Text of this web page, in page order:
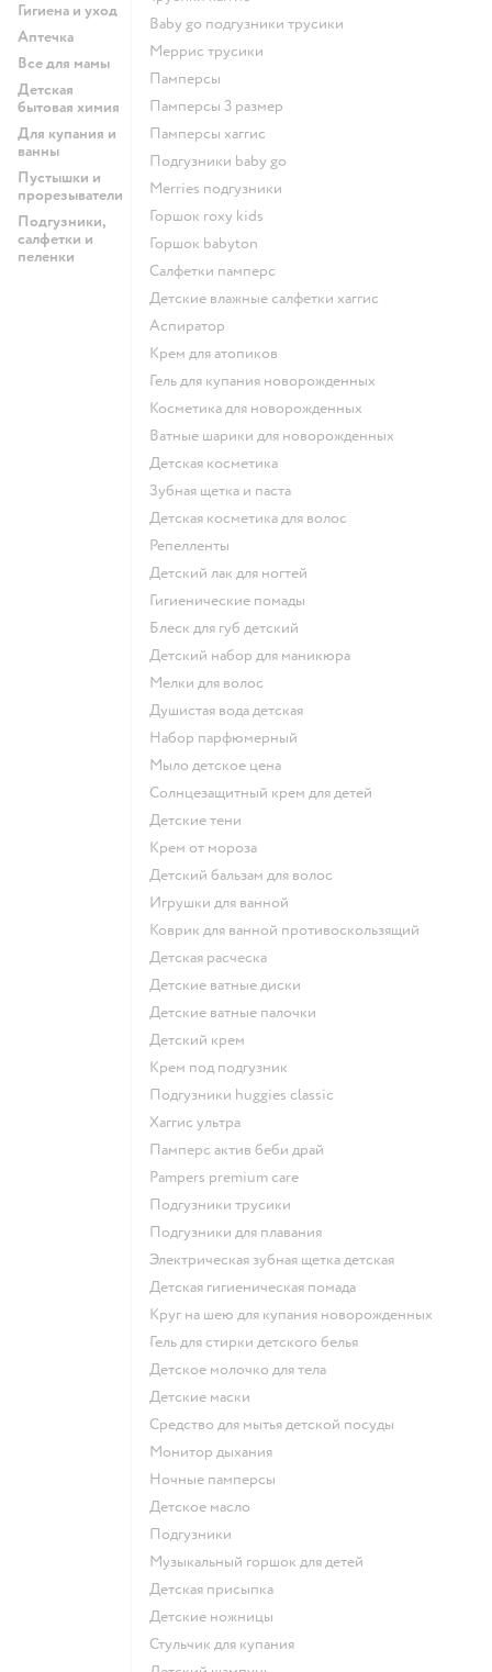
Гигиена и уход
Аптечка
Все для мамы
Детская
бытовая химия
Для купания и
ванны
Пустышки и
прорезыватели
Подгузники,
салфетки и
пеленки
baby go подгузники трусики
меррис трусики
памперсы
памперсы 3 размер
памперсы хаггис
подгузники baby go
merries подгузники
горшок roxy kids
горшок babyton
салфетки памперс
детские влажные салфетки хаггис
аспиратор
крем для атопиков
гель для купания новорожденных
косметика для новорожденных
ватные шарики для новорожденных
детская косметика
зубная щетка и паста
детская косметика для волос
репелленты
детский лак для ногтей
гигиенические помады
блеск для губ детский
детский набор для маникюра
мелки для волос
душистая вода детская
набор парфюмерный
мыло детское цена
солнцезащитный крем для детей
детские тени
крем от мороза
детский бальзам для волос
игрушки для ванной
коврик для ванной противоскользящий
детская расческа
детские ватные диски
детские ватные палочки
детский крем
крем под подгузник
подгузники huggies classic
хаггис ультра
памперс актив беби драй
pampers premium care
подгузники трусики
подгузники для плавания
электрическая зубная щетка детская
детская гигиеническая помада
круг на шею для купания новорожденных
гель для стирки детского белья
детское молочко для тела
детские маски
средство для мытья детской посуды
монитор дыхания
ночные памперсы
детское масло
подгузники
музыкальный горшок для детей
детская присыпка
детские ножницы
стульчик для купания